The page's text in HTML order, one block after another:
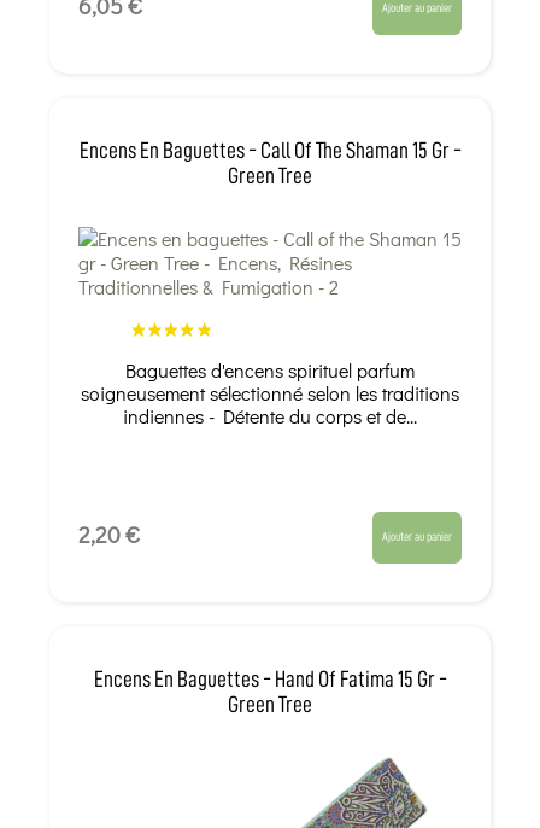
Ajouter au panier
Encens En Baguettes - Call Of The Shaman 15 Gr -
Green Tree
Baguettes d'encens spirituel parfum
soigneusement sélectionné selon les traditions
indiennes - Détente du corps et de...
2,20 € Ajouter au panier
Encens En Baguettes - Hand Of Fatima 15 Gr -
Green Tree